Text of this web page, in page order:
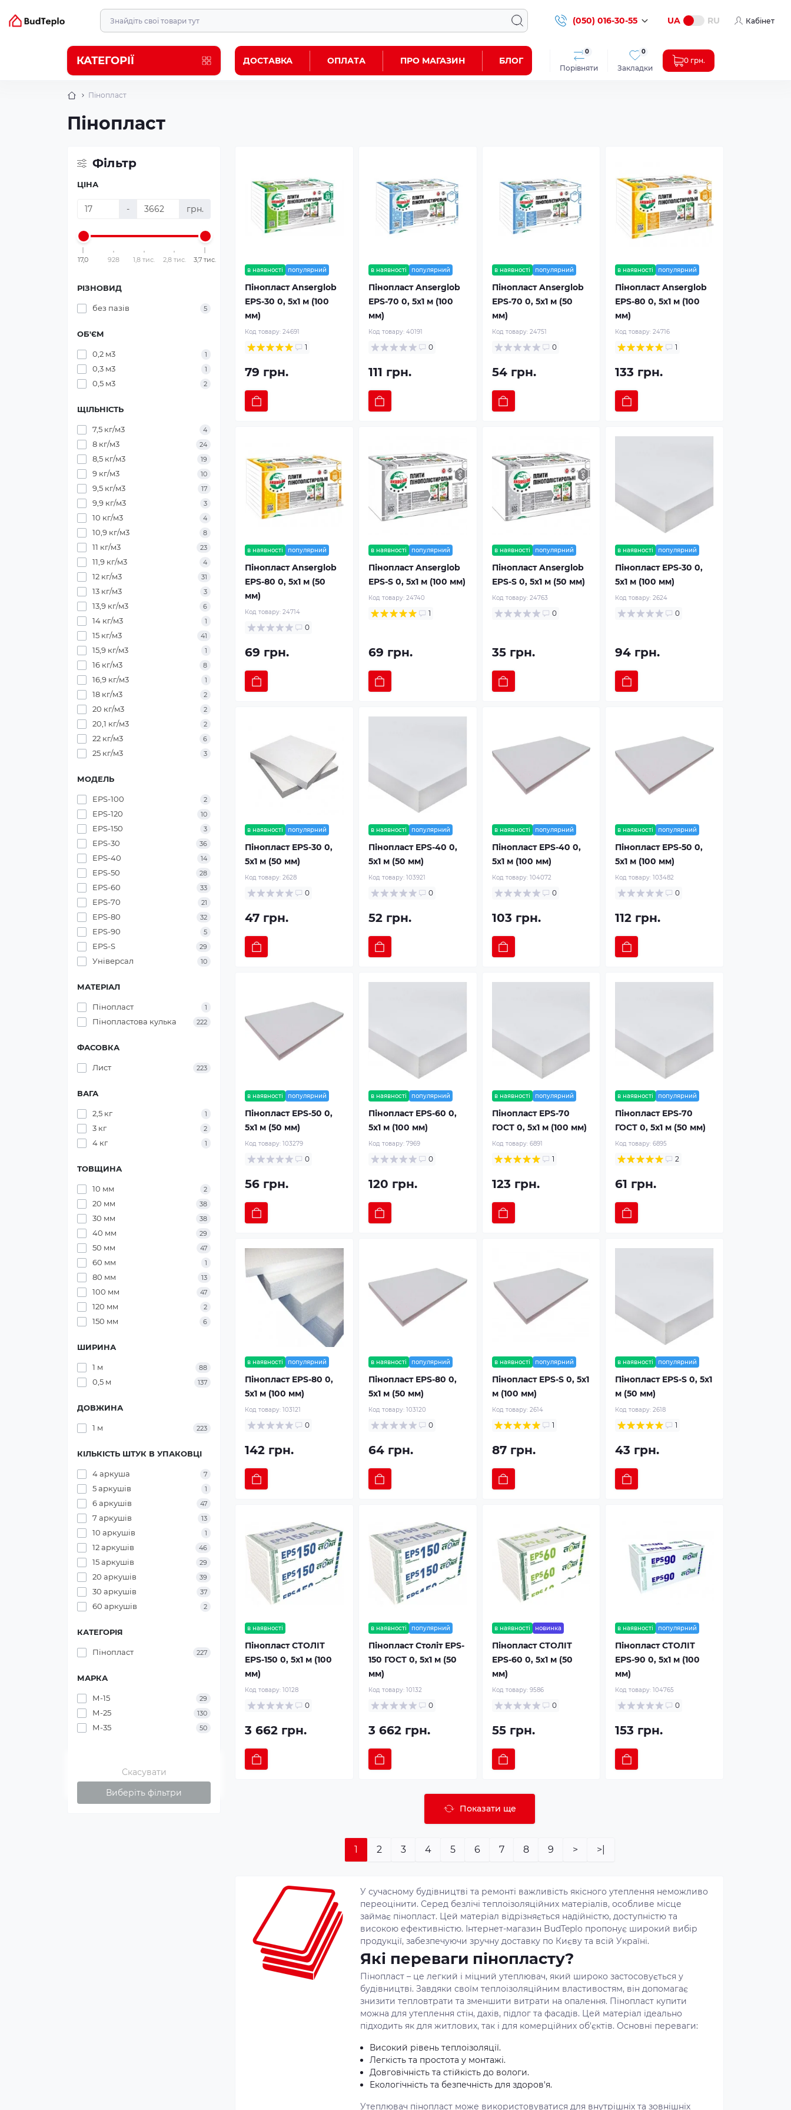
(050) 016-30-55 UA RU Кабінет
КАТЕГОРІЇ ДОСТАВКА ОПЛАТА ПРО МАГАЗИН БЛОГ
Порівняти
0
Закладки
0
0 грн.
Пінопласт
Пінопласт
Фільтр
ЦІНА
- грн.
17,0 928 1,8 тис. 2,8 тис. 3,7 тис.
РІЗНОВИД
без пазів 5
ОБ'ЄМ
0,2 м3 1
0,3 м3 1
0,5 м3 2
ЩІЛЬНІСТЬ
7,5 кг/м3 4
8 кг/м3 24
8,5 кг/м3 19
9 кг/м3 10
9,5 кг/м3 17
9,9 кг/м3 3
10 кг/м3 4
10,9 кг/м3 8
11 кг/м3 23
11,9 кг/м3 4
12 кг/м3 31
13 кг/м3 3
13,9 кг/м3 6
14 кг/м3 1
15 кг/м3 41
15,9 кг/м3 1
16 кг/м3 8
16,9 кг/м3 1
18 кг/м3 2
20 кг/м3 2
20,1 кг/м3 2
22 кг/м3 6
25 кг/м3 3
МОДЕЛЬ
EPS-100 2
EPS-120 10
EPS-150 3
EPS-30 36
EPS-40 14
EPS-50 28
EPS-60 33
EPS-70 21
EPS-80 32
EPS-90 5
EPS-S 29
Універсал 10
МАТЕРІАЛ
Пінопласт 1
Пінопластова кулька 222
ФАСОВКА
Лист 223
ВАГА
2,5 кг 1
3 кг 2
4 кг 1
ТОВЩИНА
10 мм 2
20 мм 38
30 мм 38
40 мм 29
50 мм 47
60 мм 1
80 мм 13
100 мм 47
120 мм 2
150 мм 6
ШИРИНА
1 м 88
0,5 м 137
ДОВЖИНА
1 м 223
КІЛЬКІСТЬ ШТУК В УПАКОВЦІ
4 аркуша 7
5 аркушів 1
6 аркушів 47
7 аркушів 13
10 аркушів 1
12 аркушів 46
15 аркушів 29
20 аркушів 39
30 аркушів 37
60 аркушів 2
КАТЕГОРІЯ
Пінопласт 227
МАРКА
М-15 29
М-25 130
М-35 50
Скасувати
Виберіть фільтри
в наявності популярний
Пінопласт Anserglob
EPS-30 0, 5х1 м (100
мм)
Код товару: 24691
1
79 грн.
в наявності популярний
Пінопласт Anserglob
EPS-70 0, 5х1 м (100
мм)
Код товару: 40191
0
111 грн.
в наявності популярний
Пінопласт Anserglob
EPS-70 0, 5х1 м (50
мм)
Код товару: 24751
0
54 грн.
в наявності популярний
Пінопласт Anserglob
EPS-80 0, 5х1 м (100
мм)
Код товару:24716
1
133 грн.
в наявності популярний
Пінопласт Anserglob
EPS-80 0, 5х1 м (50
мм)
Код товару: 24714
0
69 грн.
в наявності популярний
Пінопласт Anserglob
EPS-S 0, 5х1 м (100 мм)
Код товару: 24740
1
69 грн.
в наявності популярний
Пінопласт Anserglob
EPS-S 0, 5х1 м (50 мм)
Код товару: 24763
0
35 грн.
в наявності популярний
Пінопласт EPS-30 0,
5х1 м (100 мм)
Код товару:2624
0
94 грн.
в наявності популярний
Пінопласт EPS-30 0,
5х1 м (50 мм)
Код товару: 2628
0
47 грн.
в наявності популярний
Пінопласт EPS-40 0,
5x1 м (50 мм)
Код товару: 103921
0
52 грн.
в наявності популярний
Пінопласт EPS-40 0,
5х1 м (100 мм)
Код товару: 104072
0
103 грн.
в наявності популярний
Пінопласт EPS-50 0,
5х1 м (100 мм)
Код товару:103482
0
112 грн.
в наявності популярний
Пінопласт EPS-50 0,
5х1 м (50 мм)
Код товару: 103279
0
56 грн.
в наявності популярний
Пінопласт EPS-60 0,
5х1 м (100 мм)
Код товару: 7969
0
120 грн.
в наявності популярний
Пінопласт EPS-70
ГОСТ 0, 5х1 м (100 мм)
Код товару: 6891
1
123 грн.
в наявності популярний
Пінопласт EPS-70
ГОСТ 0, 5х1 м (50 мм)
Код товару:6895
2
61 грн.
в наявності популярний
Пінопласт EPS-80 0,
5х1 м (100 мм)
Код товару: 103121
0
142 грн.
в наявності популярний
Пінопласт EPS-80 0,
5х1 м (50 мм)
Код товару: 103120
0
64 грн.
в наявності популярний
Пінопласт EPS-S 0, 5х1
м (100 мм)
Код товару: 2614
1
87 грн.
в наявності популярний
Пінопласт EPS-S 0, 5х1
м (50 мм)
Код товару:2618
1
43 грн.
в наявності
Пінопласт СТОЛІТ
EPS-150 0, 5х1 м (100
мм)
Код товару: 10128
0
3 662 грн.
в наявності популярний
Пінопласт Століт EPS-
150 ГОСТ 0, 5х1 м (50
мм)
Код товару: 10132
0
3 662 грн.
в наявності новинка
Пінопласт СТОЛІТ
EPS-60 0, 5x1 м (50
мм)
Код товару: 9586
0
55 грн.
в наявності популярний
Пінопласт СТОЛІТ
EPS-90 0, 5х1 м (100
мм)
Код товару:104765
0
153 грн.
Показати ще
1 2 3 4 5 6 7 8 9 > >|
У сучасному будівництві та ремонті важливість якісного утеплення неможливо
переоцінити. Серед безлічі теплоізоляційних матеріалів, особливе місце
займає пінопласт. Цей матеріал відрізняється надійністю, доступністю та
високою ефективністю. Інтернет-магазин BudTeplo пропонує широкий вибір
продукції, забезпечуючи зручну доставку по Києву та всій Україні.
Які переваги пінопласту?
Пінопласт – це легкий і міцний утеплювач, який широко застосовується у
будівництві. Завдяки своїм теплоізоляційним властивостям, він допомагає
знизити тепловтрати та зменшити витрати на опалення. Пінопласт купити
можна для утеплення стін, дахів, підлог та фасадів. Цей матеріал ідеально
підходить як для житлових, так і для комерційних об'єктів. Основні переваги:
Високий рівень теплоізоляції.
Легкість та простота у монтажі.
Довговічність та стійкість до вологи.
Екологічність та безпечність для здоров'я.
Утеплювач пінопласт може використовуватися для внутрішніх та зовнішніх